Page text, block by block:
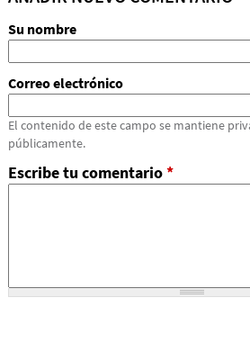
Su nombre
Correo electrónico
El contenido de este campo se mantiene
públicamente.
Escribe tu comentario*